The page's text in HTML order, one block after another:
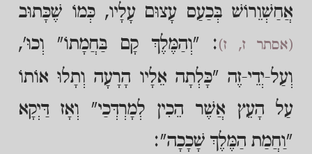
אֲחַשְׁוֵרוֹשׁ בְּכַעַס עָצוּם עָלָיו, כְּמוֹ שֶׁכָּתוּב
(אסתר ז, ז): "וְהַמֶּלֶךְ קָם בַּחֲמָתוֹ" וְכוּ',
וְעַל-יְדֵי-זֶה "כָּלְתָה אֵלָיו הָרָעָה וְתָלוּ אוֹתוֹ
עַל הָעֵץ אֲשֶׁר הֵכִין לְמָרְדְּכַי" וְאָז דַּיְקָא
"וַחֲמַת הַמֶּלֶךְ שָׁכָכָה":